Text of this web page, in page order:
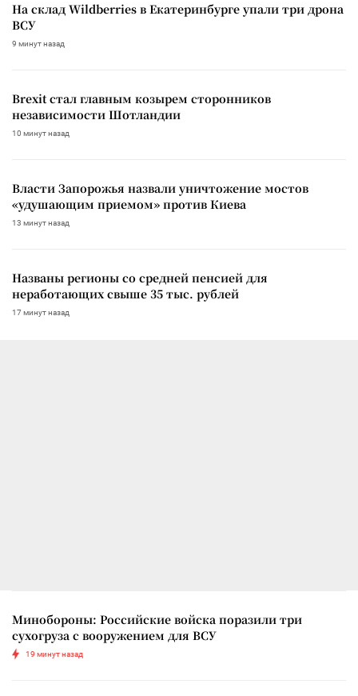
На склад Wildberries в Екатеринбурге упали три дрона
ВСУ
9 минут назад
Brexit стал главным козырем сторонников
независимости Шотландии
10 минут назад
Власти Запорожья назвали уничтожение мостов
«удушающим приемом» против Киева
13 минут назад
Названы регионы со средней пенсией для
неработающих свыше 35 тыс. рублей
17 минут назад
Минобороны: Российские войска поразили три
сухогруза с вооружением для ВСУ
19 минут назад